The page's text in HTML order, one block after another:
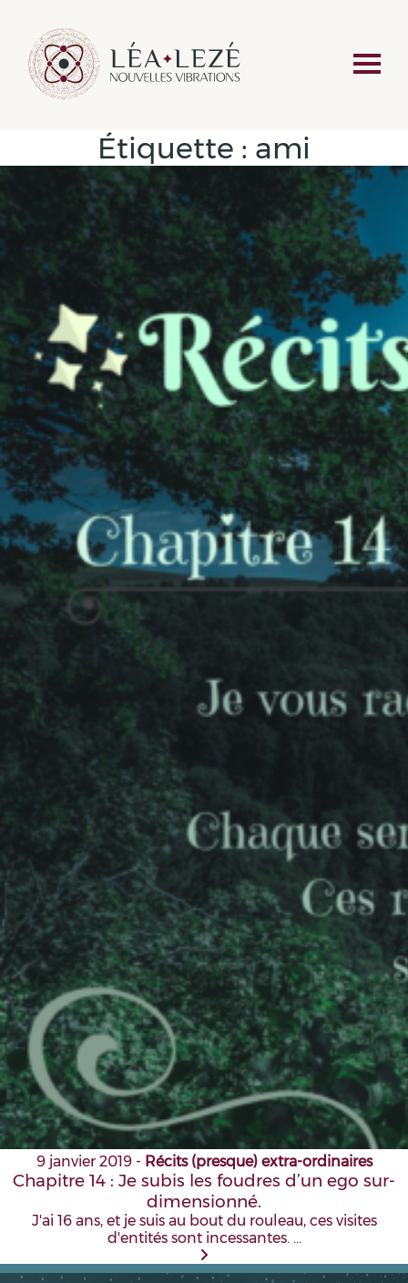
Étiquette : ami
9 janvier 2019- Récits (presque) extra-ordinaires
Chapitre 14 : Je subis les foudres d’un ego sur-
dimensionné.
J'ai 16 ans, et je suis au bout du rouleau, ces visites
d'entités sont incessantes. …